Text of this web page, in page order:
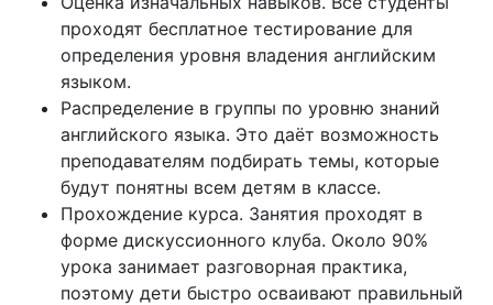
проходят бесплатное тестирование для
определения уровня владения английским
языком.
Распределение в группы по уровню знаний
английского языка. Это даёт возможность
преподавателям подбирать темы, которые
будут понятны всем детям в классе.
Прохождение курса. Занятия проходят в
форме дискуссионного клуба. Около 90%
урока занимает разговорная практика,
поэтому дети быстро осваивают правильный